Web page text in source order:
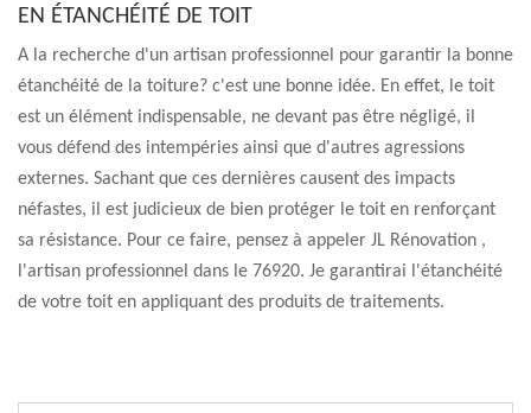
EN ÉTANCHÉITÉ DE TOIT
A la recherche d'un artisan professionnel pour garantir la bonne
étanchéité de la toiture? c'est une bonne idée. En effet, le toit
est un élément indispensable, ne devant pas être négligé, il
vous défend des intempéries ainsi que d'autres agressions
externes. Sachant que ces dernières causent des impacts
néfastes, il est judicieux de bien protéger le toit en renforçant
sa résistance. Pour ce faire, pensez à appeler JL Rénovation ,
l'artisan professionnel dans le 76920. Je garantirai l'étanchéité
de votre toit en appliquant des produits de traitements.